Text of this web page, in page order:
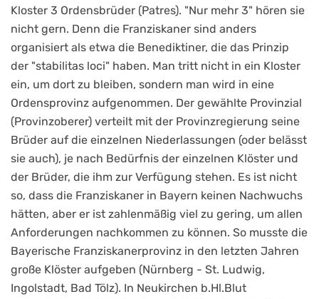
Kloster 3 Ordensbrüder (Patres). "Nur mehr 3" hören sie
nicht gern. Denn die Franziskaner sind anders
organisiert als etwa die Benediktiner, die das Prinzip
der "stabilitas loci" haben. Man tritt nicht in ein Kloster
ein, um dort zu bleiben, sondern man wird in eine
Ordensprovinz aufgenommen. Der gewählte Provinzial
(Provinzoberer) verteilt mit der Provinzregierung seine
Brüder auf die einzelnen Niederlassungen (oder belässt
sie auch), je nach Bedürfnis der einzelnen Klöster und
der Brüder, die ihm zur Verfügung stehen. Es ist nicht
so, dass die Franziskaner in Bayern keinen Nachwuchs
hätten, aber er ist zahlenmäßig viel zu gering, um allen
Anforderungen nachkommen zu können. So musste die
Bayerische Franziskanerprovinz in den letzten Jahren
große Klöster aufgeben (Nürnberg - St. Ludwig,
Ingolstadt, Bad Tölz). In Neukirchen b.Hl.Blut